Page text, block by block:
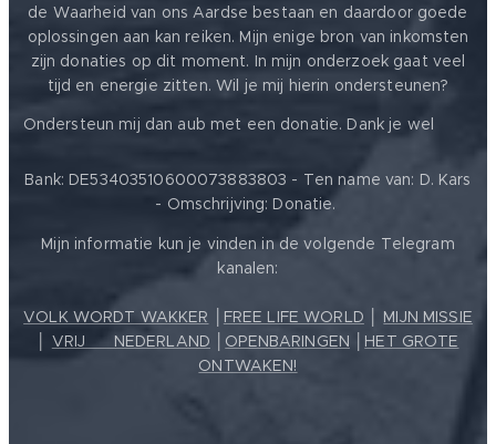
de Waarheid van ons Aardse bestaan en daardoor goede
oplossingen aan kan reiken. Mijn enige bron van inkomsten
zijn donaties op dit moment. In mijn onderzoek gaat veel
tijd en energie zitten. Wil je mij hierin ondersteunen?
Ondersteun mij dan aub met een donatie. Dank je wel
Bank: DE53403510600073883803 - Ten name van: D. Kars
- Omschrijving: Donatie.
Mijn informatie kun je vinden in de volgende Telegram
kanalen:
VOLK WORDT WAKKER FREE LIFE WORLD
MIJN MISSIE
VRIJ ❤️ NEDERLAND OPENBARINGEN
HET GROTE
ONTWAKEN!